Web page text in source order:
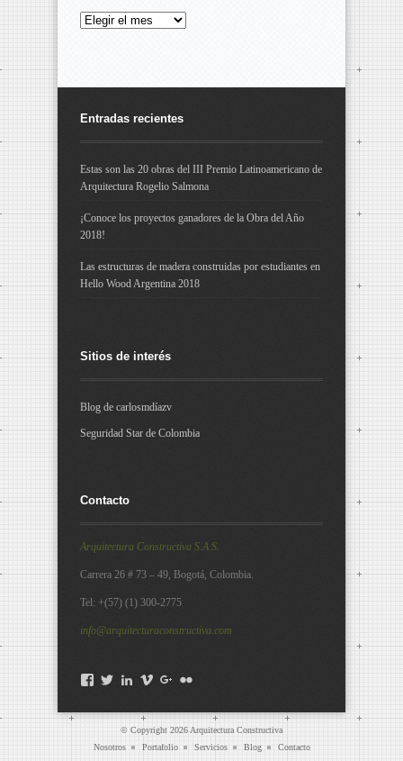
Archivos
Entradas recientes
Estas son las 20 obras del III Premio Latinoamericano de
Arquitectura Rogelio Salmona
¡Conoce los proyectos ganadores de la Obra del Año
2018!
Las estructuras de madera construidas por estudiantes en
Hello Wood Argentina 2018
Sitios de interés
Blog de carlosmdíazv
Seguridad Star de Colombia
Contacto
Arquitectura Constructiva S.A.S.
Carrera 26 # 73 – 49, Bogotá, Colombia.
Tel: +(57) (1) 300-2775
info@arquitecturaconstructiva.com
Facebook
TwitterLinkedIn
VimeoGoogle+
© Copyright 2026 Arquitectura Constructiva
Nosotros
Portafolio Servicios Blog Contacto